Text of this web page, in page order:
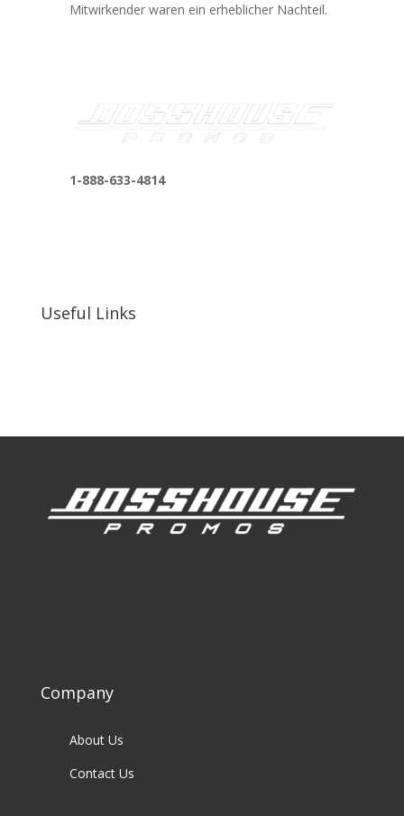
Mitwirkender waren ein erheblicher Nachteil.
1-888-633-4814
Useful Links
Company
About Us
Contact Us